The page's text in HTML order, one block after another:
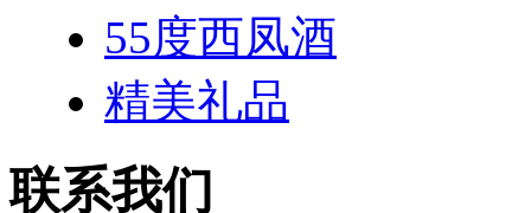
55度西凤酒
精美礼品
联系我们